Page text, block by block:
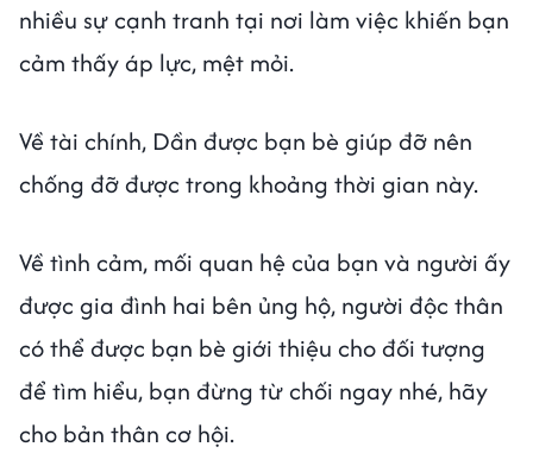
nhiều sự cạnh tranh tại nơi làm việc khiến bạn
cảm thấy áp lực, mệt mỏi.
Về tài chính, Dần được bạn bè giúp đỡ nên
chống đỡ được trong khoảng thời gian này.
Về tình cảm, mối quan hệ của bạn và người ấy
được gia đình hai bên ủng hộ, người độc thân
có thể được bạn bè giới thiệu cho đối tượng
để tìm hiểu, bạn đừng từ chối ngay nhé, hãy
cho bản thân cơ hội.